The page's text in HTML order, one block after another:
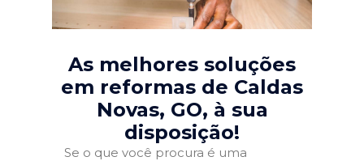
As melhores soluções
em reformas de Caldas
Novas, GO, à sua
disposição!
Se o que você procura é uma